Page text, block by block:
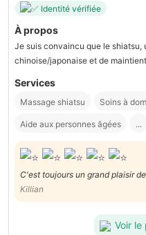
Identité vérifiée
À propos
Je suis convaincu que le shiatsu,
chinoise/japonaise et de
Services
Massage shiatsu Soins à
Aide aux personnes âgées ...
C'est toujours un grand plaisir
sensibilité et son envie d'aider
moment.
Killian
Voir le